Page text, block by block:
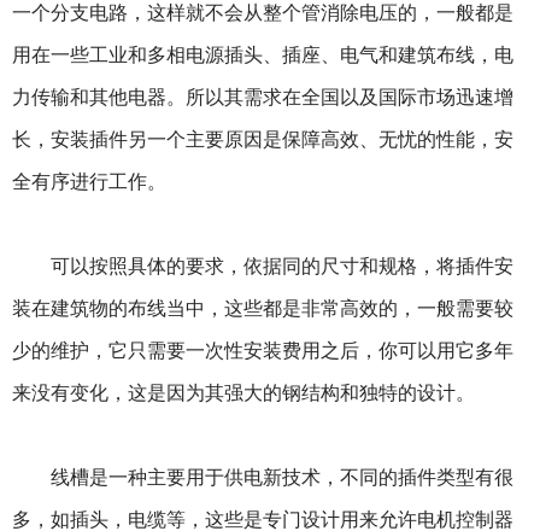
一个分支电路，这样就不会从整个管消除电压的，一般都是
用在一些工业和多相电源插头、插座、电气和建筑布线，电
力传输和其他电器。所以其需求在全国以及国际市场迅速增
长，安装插件另一个主要原因是保障高效、无忧的性能，安
全有序进行工作。
可以按照具体的要求，依据同的尺寸和规格，将插件安
装在建筑物的布线当中，这些都是非常高效的，一般需要较
少的维护，它只需要一次性安装费用之后，你可以用它多年
来没有变化，这是因为其强大的钢结构和独特的设计。
线槽是一种主要用于供电新技术，不同的插件类型有很
多，如插头，电缆等，这些是专门设计用来允许电机控制器